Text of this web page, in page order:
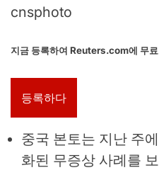
cnsphoto
지금 등록하여 Reuters.com에 무
등록하다
중국 본토는 지난 주
화된 무증상 사례를